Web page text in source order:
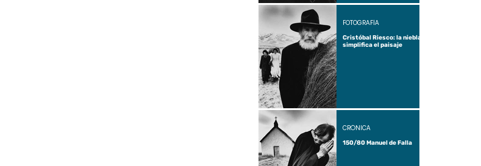
Cristóbal Riesco: la niebla
simplifica el paisaje
FOTOGRAFÍA
150/80 Manuel de Falla
CRÓNICA